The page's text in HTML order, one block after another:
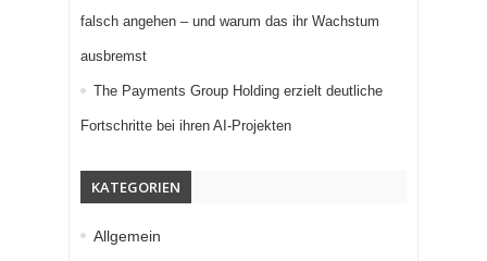
falsch angehen – und warum das ihr Wachstum
ausbremst
The Payments Group Holding erzielt deutliche
Fortschritte bei ihren AI-Projekten
KATEGORIEN
Allgemein